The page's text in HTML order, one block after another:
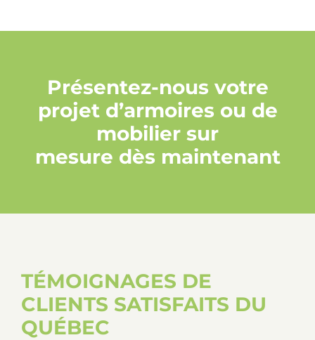
Présentez-nous votre
projet d’armoires ou de
mobilier sur
mesure dès maintenant
TÉMOIGNAGES DE
CLIENTS SATISFAITS DU
QUÉBEC